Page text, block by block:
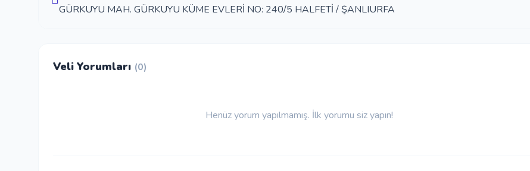
GÜRKUYU MAH. GÜRKUYU KÜME EVLERİ NO: 240/5 HALFETİ / ŞANLIURFA
Veli Yorumları (0)
Henüz yorum yapılmamış. İlk yorumu siz yapın!